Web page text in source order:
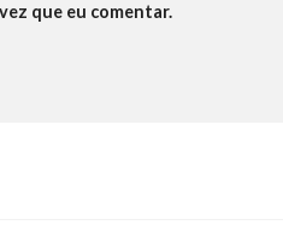
que eu comentar.